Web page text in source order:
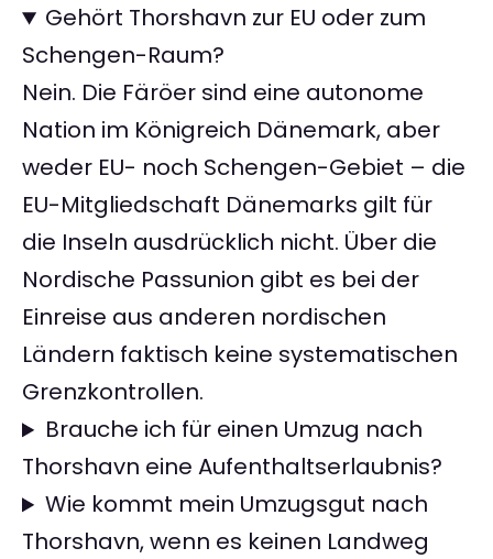
Gehört Thorshavn zur EU oder zum
Schengen-Raum?
Nein. Die Färöer sind eine autonome
Nation im Königreich Dänemark, aber
weder EU- noch Schengen-Gebiet – die
EU-Mitgliedschaft Dänemarks gilt für
die Inseln ausdrücklich nicht. Über die
Nordische Passunion gibt es bei der
Einreise aus anderen nordischen
Ländern faktisch keine systematischen
Grenzkontrollen.
Brauche ich für einen Umzug nach
Thorshavn eine Aufenthaltserlaubnis?
Wie kommt mein Umzugsgut nach
Thorshavn, wenn es keinen Landweg